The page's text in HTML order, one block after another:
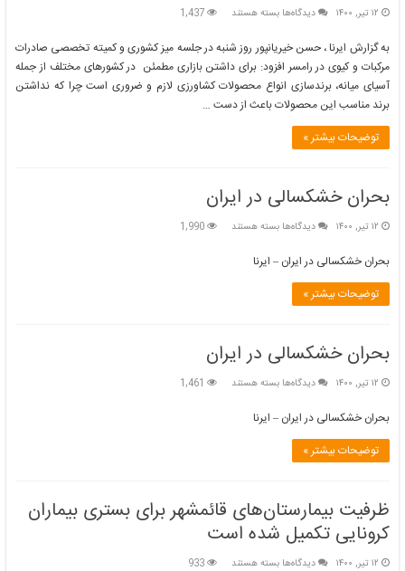
۱۲ تیر, ۱۴۰۰ دیدگاه‌هابرای
صادراتی
فرصت
طلایی
برای
صادر
بسته هستند 1,437
به گزارش ایرنا ، حسن خیریانپور روز شنبه در جلسه میز کشوری و کمیته تخصصی صادرات
مرکبات و کیوی در رامسر افزود: برای داشتن بازاری مطمئن در کشورهای مختلف از جمله
آسیای میانه، برندسازی انواع محصولات کشاورزی لازم و ضروری است چرا که نداشتن
برند مناسب این محصولات باعث از دست …
توضیحات بیشتر »
بحران خشکسالی در ایران
۱۲ تیر, ۱۴۰۰ دیدگاه‌هابرای
خشکسالی
در
بسته هستند 1,990
بحران خشکسالی در ایران – ایرنا
توضیحات بیشتر »
بحران خشکسالی در ایران
۱۲ تیر, ۱۴۰۰ دیدگاه‌هابرای
خشکسالی
در
بسته هستند 1,461
بحران خشکسالی در ایران – ایرنا
توضیحات بیشتر »
ظرفیت بیمارستان‌های قائمشهر برای بستری بیماران
کرونایی تکمیل شده است
۱۲ تیر, ۱۴۰۰ دیدگاه‌هابرای
بسته هستند 933